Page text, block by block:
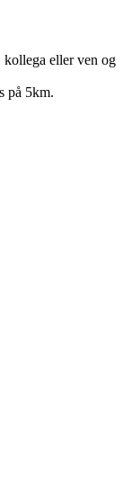
kollega eller ven og
på 5km.